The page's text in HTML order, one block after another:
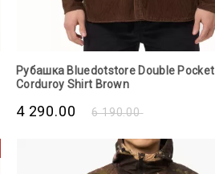
Рубашка Bluedotstore Double Pocket
Corduroy Shirt Brown
6 190.00
4 290.00